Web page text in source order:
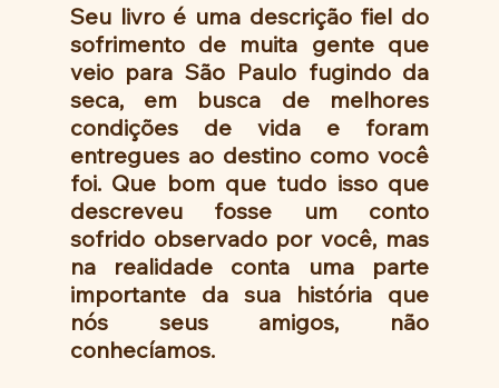
Seu livro é uma descrição fiel do
sofrimento de muita gente que
veio para São Paulo fugindo da
seca, em busca de melhores
condições de vida e foram
entregues ao destino como você
foi. Que bom que tudo isso que
descreveu fosse um conto
sofrido observado por você, mas
na realidade conta uma parte
importante da sua história que
nós seus amigos, não
conhecíamos.